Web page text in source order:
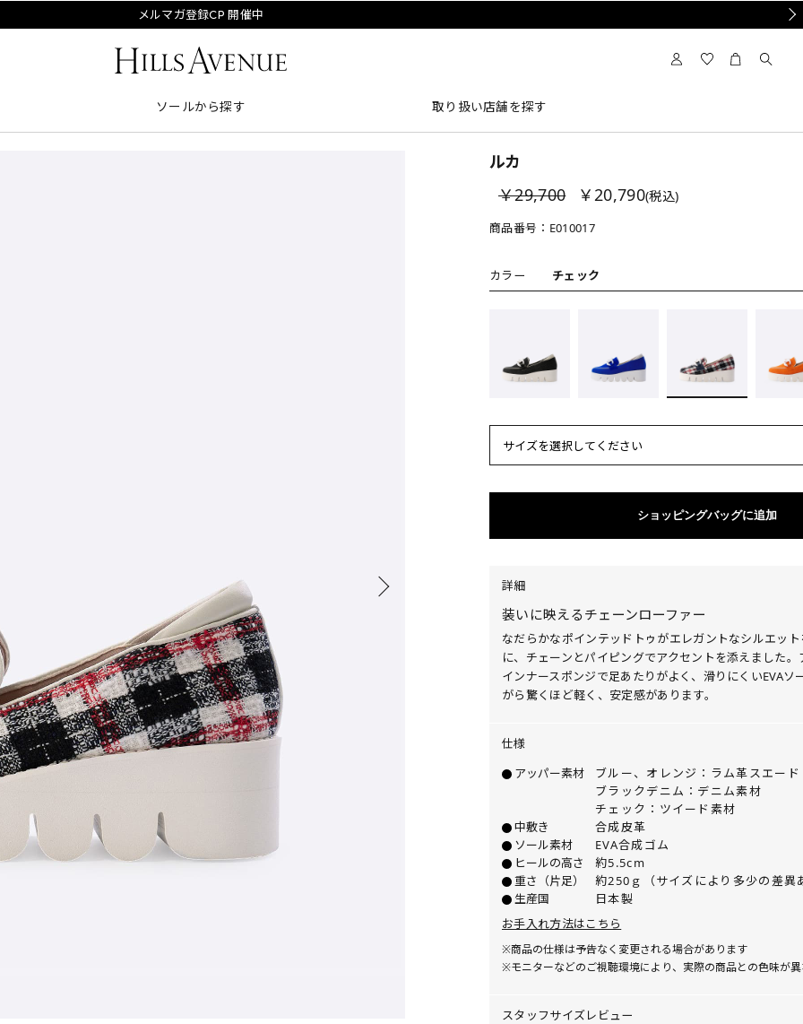
メルマガ登録CP 開催中
ソールから探す 取り扱い店舗を探す
ルカ
￥29,700
￥20,790(税込)
商品番号： E010017
カラー チェック
サイズを選択してください
ショッピングバッグに追加
詳細
装いに映えるチェーンローファー
なだらかなポインテッドトゥがエレガントなシルエッ
に、チェーンとパイピングでアクセントを添えました
インナースポンジで足あたりがよく、滑りにくいEVAソ
がら驚くほど軽く、安定感があります。
仕様
アッパー素材
ブルー、オレンジ：ラム革スエード
ブラックデニム：デニム素材
チェック：ツイード素材
中敷き
合成皮革
ソール素材
EVA合成ゴム
ヒールの高さ
約5.5cm
重さ（片足）
約250ｇ（サイズにより多少の差異
生産国
日本製
お手入れ方法はこちら
※商品の仕様は予告なく変更される場合があります
※モニターなどのご視聴環境により、実際の商品との色味が
スタッフサイズレビュー